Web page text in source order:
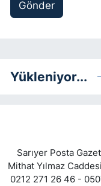
Gönder
Yükleniyor...
Sarıyer Posta
Mithat Yılmaz
0212 271 26 46 -